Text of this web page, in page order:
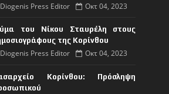
Diogenis Press Editor Οκτ 04, 2023
του Νίκου Σταυρέλη στους
της Κορίνθου
Diogenis Press Editor Οκτ 04, 2023
Κορίνθου: Πρόσληψη